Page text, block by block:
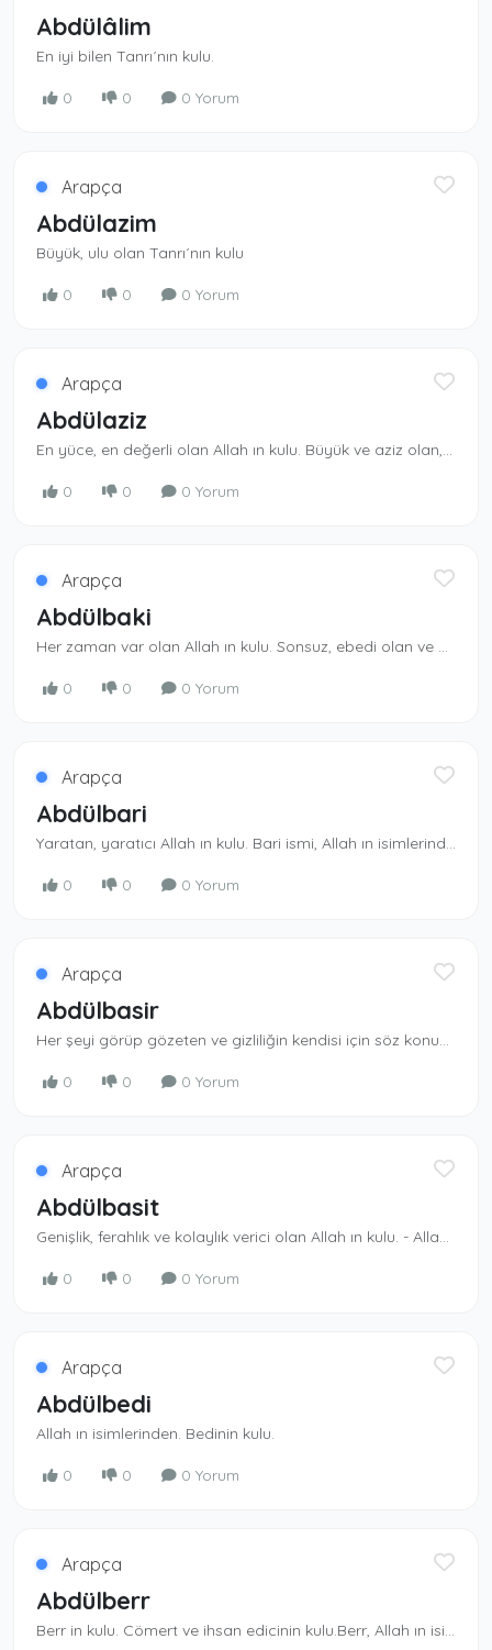
Abdülâlim
En iyi bilen Tanrı´nın kulu.
0 0 0 Yorum
Arapça
Abdülazim
Büyük, ulu olan Tanrı´nın kulu
0 0 0 Yorum
Arapça
Abdülaziz
En yüce, en değerli olan Allah ın kulu. Büyük ve aziz olan, izzet ve şeref sahibi Al­lah ın kulu. Aziz Allah ın isimlerindendi r. - Sultan Abdülaziz: 32. Osmanlı padişahının adı.
0 0 0 Yorum
Arapça
Abdülbaki
Her zaman var olan Allah ın kulu. Sonsuz, ebedi olan ve ölmenin kendisi için sözkonusu olmadığı. Allah ın kulu-Allah ın isimlerinden.
0 0 0 Yorum
Arapça
Abdülbari
Yaratan, yaratıcı Allah ın kulu. Bari ismi, Al­lah ın isimlerindendir. Abd takısı al­madan kullanılmaz. Yaratan, yaratıcı olan Allah ın kulu.
0 0 0 Yorum
Arapça
Abdülbasir
Her şeyi görüp gözeten ve gizliliğin kendisi için söz konusu olmadığı yüce Al­lah ın kulu.Her şeyi görüp anlayan Allah ın kulu.
0 0 0 Yorum
Arapça
Abdülbasit
Genişlik, ferahlık ve kolaylık verici olan Al­lah ın kulu. - Allah ın isimlerinden.Rızkı yayıp bollaştıran Allah ın kulu
0 0 0 Yorum
Arapça
Abdülbedi
Allah ın isimlerinden. Bedinin kulu.
0 0 0 Yorum
Arapça
Abdülberr
Berr in kulu. Cömert ve ihsan edicinin kulu.Berr, Allah ın isimlerindendir.